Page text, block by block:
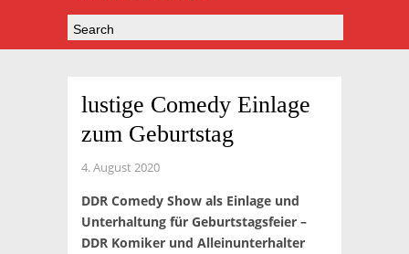
lustige Comedy Einlage
zum Geburtstag
4. August 2020
DDR Comedy Show als Einlage und
Unterhaltung für Geburtstagsfeier –
DDR Komiker und Alleinunterhalter